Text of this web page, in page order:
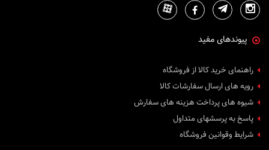
پیوندهای مفید
راهنمای خرید کالا از فروشگاه
رویه های ارسال سفارشات کالا
شیوه های پرداخت هزینه های سفارش
پاسخ به پرسشهای متداول
شرایط وقوانین فروشگاه